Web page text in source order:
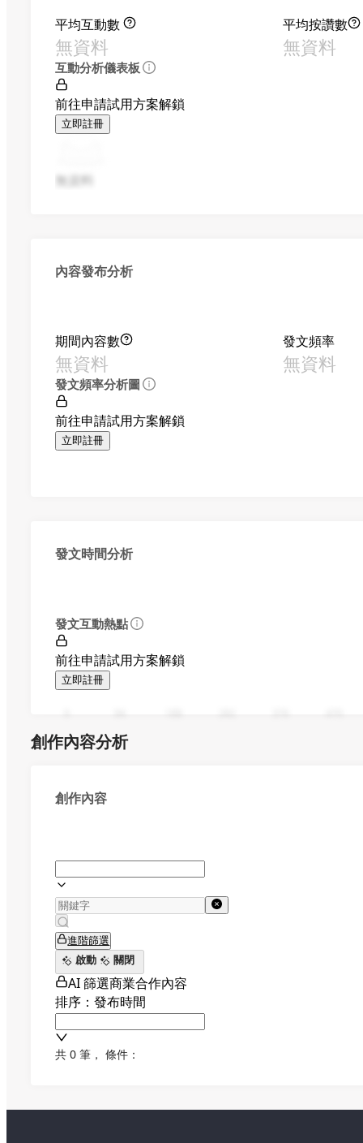
平均互動數
無資料
平均按讚數
無資料
互動分析儀表板
前往申請試用方案解鎖
立即註冊
無資料
內容發布分析
期間內容數
無資料
發文頻率
無資料
發文頻率分析圖
前往申請試用方案解鎖
立即註冊
發文時間分析
發文互動熱點
前往申請試用方案解鎖
立即註冊
創作內容分析
創作內容
進階篩選
啟動
關閉
AI 篩選商業合作內容
排序：發布時間
共 0 筆 ， 條件：